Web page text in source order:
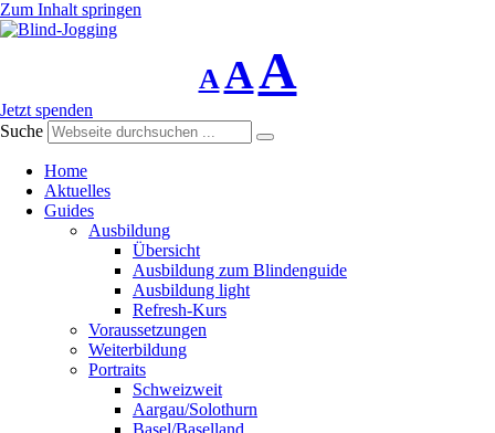
Zum Inhalt springen
A
Schriftgrösse
verringern
A
Schriftgrösse
zurücksetzen
A
Schriftgrösse
vergrössern
Jetzt spenden
Suche
Home
Aktuelles
Guides
Ausbildung
Übersicht
Ausbildung zum Blindenguide
Ausbildung light
Refresh-Kurs
Voraussetzungen
Weiterbildung
Portraits
Schweizweit
Aargau/Solothurn
Basel/Baselland